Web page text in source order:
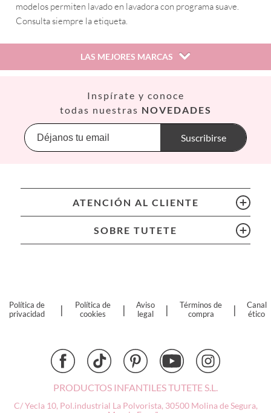
modelos permiten lavado en lavadora con programa suave.
Consulta siempre la etiqueta.
LAS MEJORES MARCAS
Banwood
BIBS
Djeco
Dock & Bay
Haba
Inspírate y conoce
todas nuestras NOVEDADES
Suscribirse
ATENCIÓN AL CLIENTE
SOBRE TUTETE
Política de
privacidad
|
Política de
cookies
|
Aviso
legal
|
Términos de
compra
|
Canal
ético
PRODUCTOS INFANTILES TUTETE S.L.
C/ Yecla 10, Pol.industrial La Polvorista, 30500 Molina de Segura,